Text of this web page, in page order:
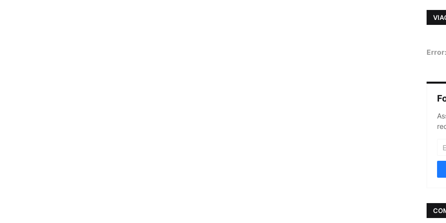
Error: